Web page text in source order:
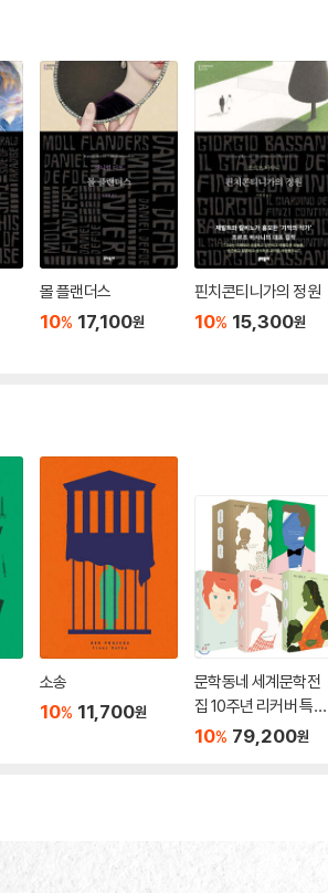
몰 플랜더스
10% 17,100원
핀치콘티니가의 정원
10% 15,300원
소송
10% 11,700원
문학동네 세계문학전
집 10주년 리커버 특별
판 2차 5종 세트
10% 79,200원